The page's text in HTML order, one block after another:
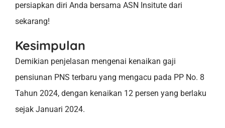
persiapkan diri Anda bersama ASN Insitute dari
sekarang!
Kesimpulan
Demikian penjelasan mengenai kenaikan gaji
pensiunan PNS terbaru yang mengacu pada PP No. 8
Tahun 2024, dengan kenaikan 12 persen yang berlaku
sejak Januari 2024.